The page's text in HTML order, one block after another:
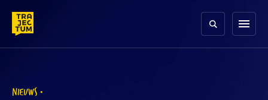
content
menu
NIEUWS